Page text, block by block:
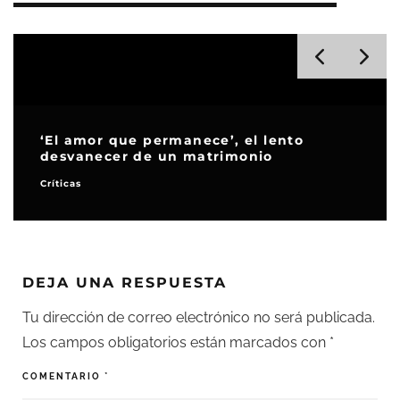
‘Ted Lasso’ vuelve como rey de la
comedia en una cuarta temporada
Críticas
DEJA UNA RESPUESTA
Tu dirección de correo electrónico no será publicada.
Los campos obligatorios están marcados con *
COMENTARIO *